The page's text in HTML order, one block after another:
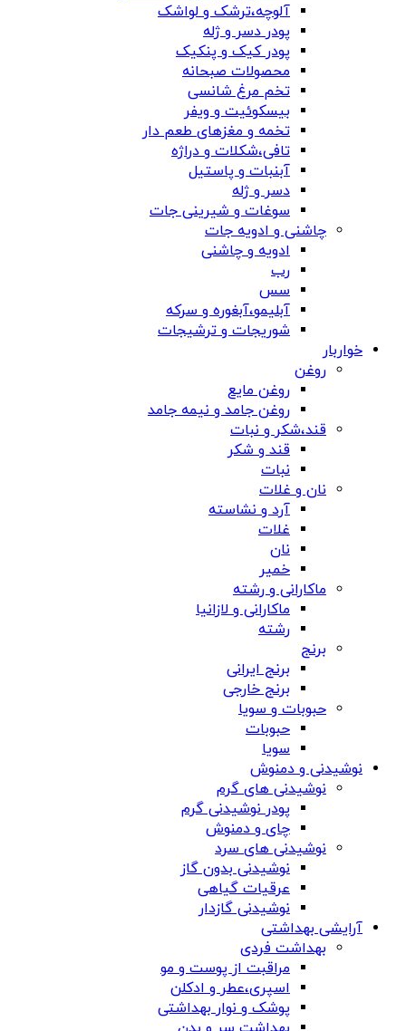
آلوچه،ترشک و لواشک
پودر دسر و ژله
پودر کیک و پنکیک
محصولات صبحانه
تخم مرغ شانسی
بیسکوئیت و ویفر
تخمه و مغزهای طعم دار
تافی،شکلات و دراژه
آبنبات و پاستیل
دسر و ژله
سوغات و شیرینی جات
چاشنی و ادویه جات
ادویه و چاشنی
رب
سس
آبلیمو،آبغوره و سرکه
شوریجات و ترشیجات
خواربار
روغن
روغن مایع
روغن جامد و نیمه جامد
قند،شکر و نبات
قند و شکر
نبات
نان و غلات
آرد و نشاسته
غلات
نان
خمیر
ماکارانی و رشته
ماکارانی و لازانیا
رشته
برنج
برنج ایرانی
برنج خارجی
حبوبات و سویا
حبوبات
سویا
نوشیدنی و دمنوش
نوشیدنی های گرم
پودر نوشیدنی گرم
چای و دمنوش
نوشیدنی های سرد
نوشیدنی بدون گاز
عرقیات گیاهی
نوشیدنی گازدار
آرایشی بهداشتی
بهداشت فردی
مراقبت از پوست و مو
اسپری،عطر و ادکلن
پوشک و نوار بهداشتی